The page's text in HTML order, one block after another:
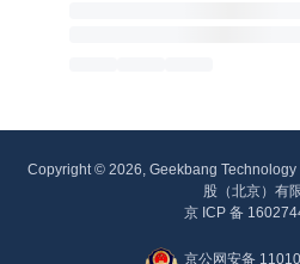
Copyright © 2026, Geekbang
股（北京）有
京 ICP 备
京公网安备